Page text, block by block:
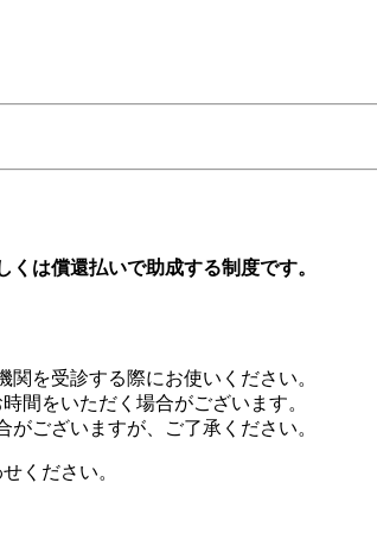
は償還払いで助成する制度です。
を受診する際にお使いください。
間をいただく場合がございます。
ございますが、ご了承ください。
ください。